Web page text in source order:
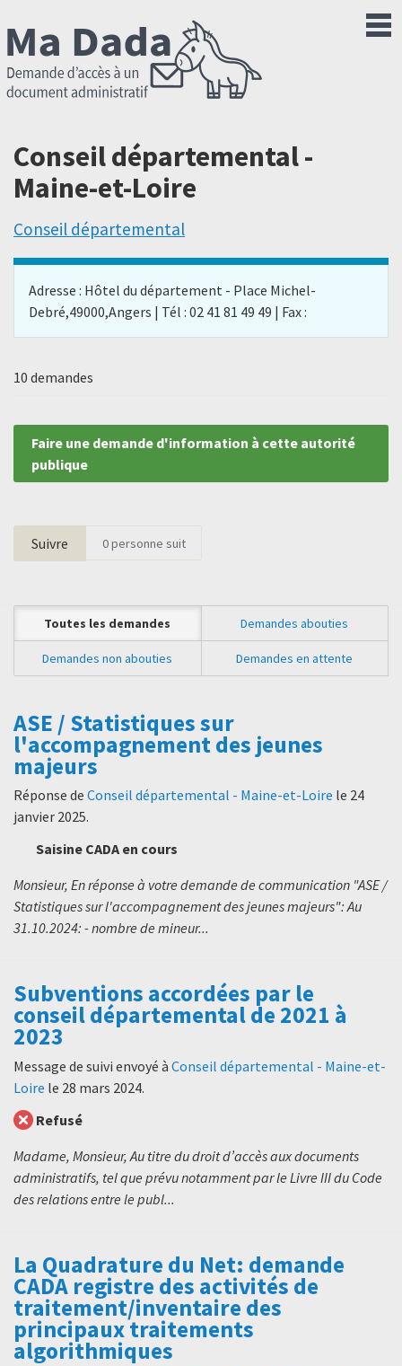
Conseil départemental -
Maine-et-Loire
Conseil départemental
Adresse : Hôtel du département - Place Michel-
Debré,49000,Angers | Tél : 02 41 81 49 49 | Fax :
10 demandes
Faire une demande d'information à cette autorité
publique
Suivre 0personne suit
Toutes les demandes Demandes abouties
Demandes non abouties Demandes en attente
ASE / Statistiques sur
l'accompagnement des jeunes
majeurs
Réponse de Conseil départemental - Maine-et-Loire le 24
janvier 2025.
Saisine CADA en cours
Monsieur, En réponse à votre demande de communication "ASE /
Statistiques sur l'accompagnement des jeunes majeurs": Au
31.10.2024: - nombre de mineur...
Subventions accordées par le
conseil départemental de 2021 à
2023
Message de suivi envoyé à Conseil départemental - Maine-et-
Loire le 28 mars 2024.
Refusé
Madame, Monsieur, Au titre du droit d’accès aux documents
administratifs, tel que prévu notamment par le Livre III du Code
des relations entre le publ...
La Quadrature du Net: demande
CADA registre des activités de
traitement/inventaire des
principaux traitements
algorithmiques